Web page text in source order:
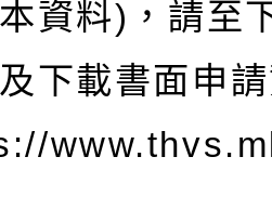
資料)，請至
下載書面申